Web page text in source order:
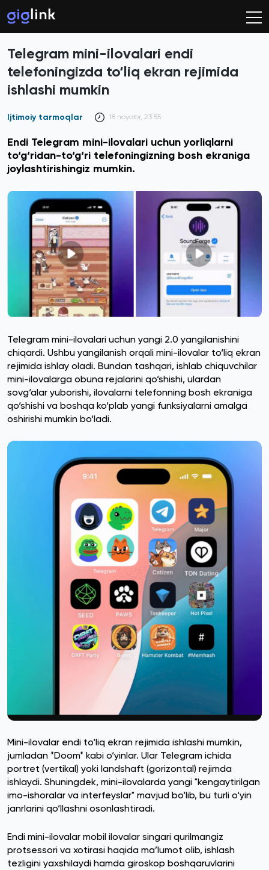
Telegram mini-ilovalari endi
telefoningizda to‘liq ekran rejimida
ishlashi mumkin
Ijtimoiy tarmoqlar 18 noyabr, 23:55
Endi Telegram mini-ilovalari uchun yorliqlarni
to‘g‘ridan-to‘g‘ri telefoningizning bosh ekraniga
joylashtirishingiz mumkin.
Telegram mini-ilovalari uchun yangi 2.0 yangilanishini
chiqardi. Ushbu yangilanish orqali mini-ilovalar to‘liq ekran
rejimida ishlay oladi. Bundan tashqari, ishlab chiquvchilar
mini-ilovalarga obuna rejalarini qo‘shishi, ulardan
sovg‘alar yuborishi, ilovalarni telefonning bosh ekraniga
qo‘shishi va boshqa ko‘plab yangi funksiyalarni amalga
oshirishi mumkin bo‘ladi.
Mini-ilovalar endi to‘liq ekran rejimida ishlashi mumkin,
jumladan *Doom* kabi o‘yinlar. Ular Telegram ichida
portret (vertikal) yoki landshaft (gorizontal) rejimda
ishlaydi. Shuningdek, mini-ilovalarda yangi "kengaytirilgan
imo-ishoralar va interfeyslar" mavjud bo‘lib, bu turli o‘yin
janrlarini qo‘llashni osonlashtiradi.
Endi mini-ilovalar mobil ilovalar singari qurilmangiz
protsessori va xotirasi haqida ma’lumot olib, ishlash
tezligini yaxshilaydi hamda giroskop boshqaruvlarini